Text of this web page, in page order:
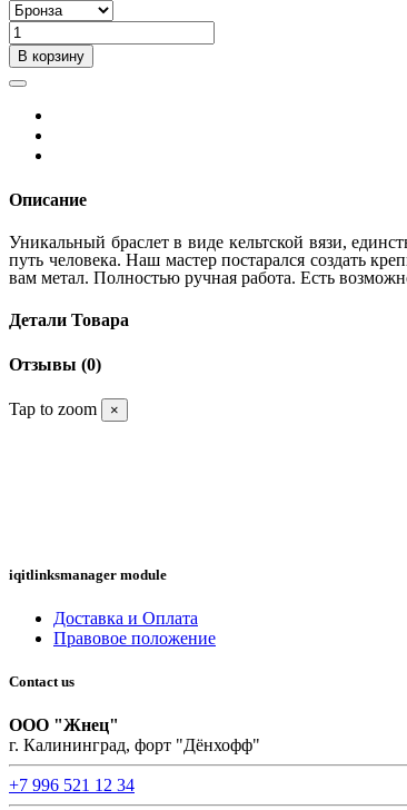
В корзину
Описание
Уникальный браслет в виде кельтской вязи,
путь человека. Наш мастер постарался создать
вам метал. Полностью ручная работа. Есть
Детали Товара
Отзывы (0)
Tap to zoom ×
iqitlinksmanager module
Доставка и Оплата
Правовое положение
Contact us
ООО "Жнец"
г. Калининград, форт "Дёнхофф"
+7 996 521 12 34